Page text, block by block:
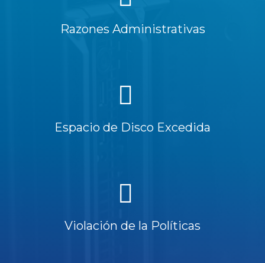
Razones Administrativas
Espacio de Disco Excedida
Violación de la Políticas